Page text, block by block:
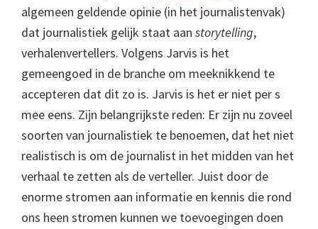
algemeen geldende opinie (in het journalistenvak)
dat journalistiek gelijk staat aan storytelling,
verhalenvertellers. Volgens Jarvis is het
gemeengoed in de branche om meeknikkend te
accepteren dat dit zo is. Jarvis is het er niet per s
mee eens. Zijn belangrijkste reden: Er zijn nu zoveel
soorten van journalistiek te benoemen, dat het niet
realistisch is om de journalist in het midden van het
verhaal te zetten als de verteller. Juist door de
enorme stromen aan informatie en kennis die rond
ons heen stromen kunnen we toevoegingen doen